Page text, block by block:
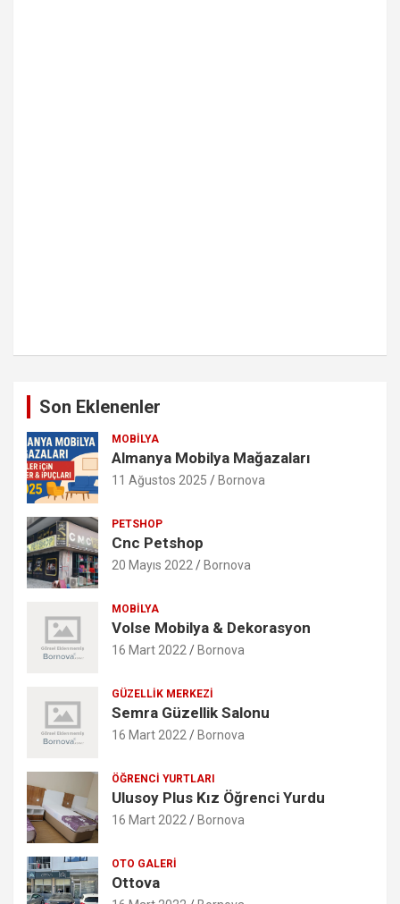
Son Eklenenler
MOBILYA
Almanya Mobilya Mağazaları
11 Ağustos 2025 Bornova
PETSHOP
Cnc Petshop
20 Mayıs 2022 Bornova
MOBILYA
Volse Mobilya & Dekorasyon
16 Mart 2022 Bornova
GÜZELLIK MERKEZI
Semra Güzellik Salonu
16 Mart 2022 Bornova
ÖĞRENCI YURTLARI
Ulusoy Plus Kız Öğrenci Yurdu
16 Mart 2022 Bornova
OTO GALERI
Ottova